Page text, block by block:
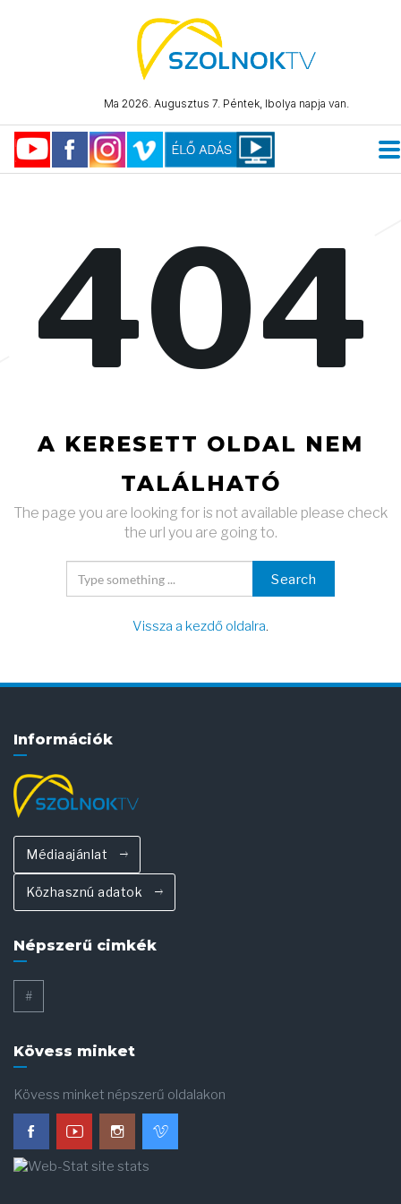
Ma 2026. Augusztus 7. Péntek, Ibolya napja van.
404
A KERESETT OLDAL NEM
TALÁLHATÓ
The page you are looking for is not available please check
the url you are going to.
Search
Vissza a kezdő oldalra.
Információk
Médiaajánlat
Közhasznú adatok
Népszerű cimkék
#
Kövess minket
Kövess minket népszerű oldalakon